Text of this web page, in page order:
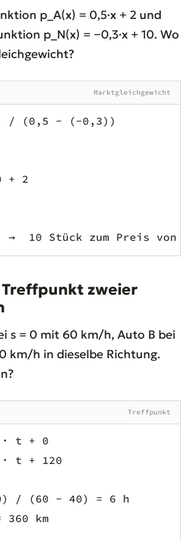
p_A(x) = 0,5·x + 2 und
p_N(x) = −0,3·x + 10. Wo
Marktgleichgewicht
/ (0,5 − (−0,3))
+ 2
10 Stück zum Preis von
zweier
s = 0 mit 60 km/h, Auto B bei
km/h in dieselbe Richtung.
Treffpunkt
· t + 0
t + 120
/ (60 − 40) = 6 h
km